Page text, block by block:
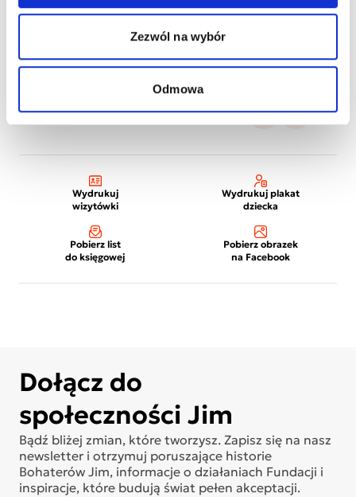
Zezwól na wybór
Odmowa
Wydrukuj
wizytówki
Wydrukuj plakat
dziecka
Pobierz list
do księgowej
Pobierz obrazek
na Facebook
Dołącz do
społeczności Jim
Bądź bliżej zmian, które tworzysz. Zapisz się na nasz
newsletter i otrzymuj poruszające historie
Bohaterów Jim, informacje o działaniach Fundacji i
inspiracje, które budują świat pełen akceptacji.